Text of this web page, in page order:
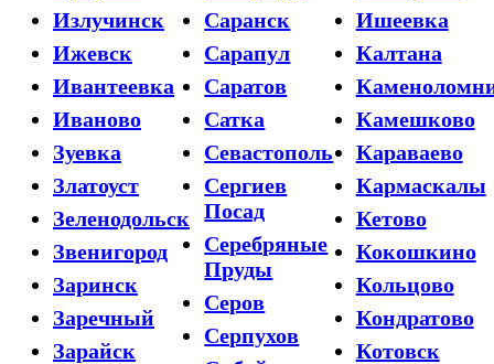
Излучинск
Ижевск
Ивантеевка
Иваново
Зуевка
Златоуст
Зеленодольск
Звенигород
Заринск
Заречный
Зарайск
Саранск
Сарапул
Саратов
Сатка
Севастополь
Сергиев
Посад
Серебряные
Пруды
Серов
Серпухов
Ишеевка
Калтана
Камешково
Караваево
Кармаскалы
Кетово
Кокошкино
Кольцово
Кондратово
Котовск